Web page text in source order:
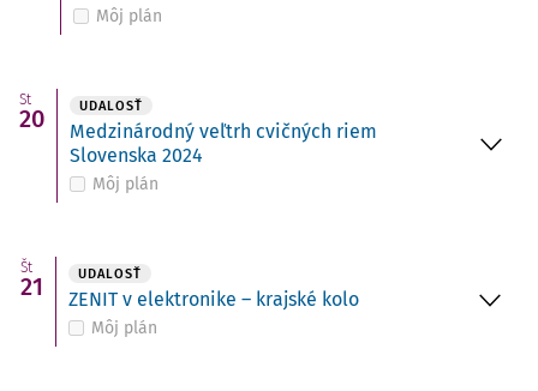
Môj plán
St
20 UDALOSŤ
Medzinárodný veľtrh cvičných riem
Slovenska 2024
Môj plán
Št
21 UDALOSŤ
ZENIT v elektronike – krajské kolo
Môj plán